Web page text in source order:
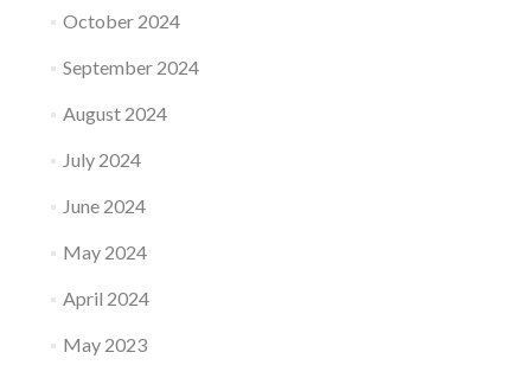
October 2024
September 2024
August 2024
July 2024
June 2024
May 2024
April 2024
May 2023